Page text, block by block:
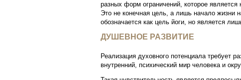
разных форм ограничений, которое
Это не конечная цель, а лишь начало жизни
обозначается как цель йоги, но является
ДУШЕВНОЕ РАЗВИТИЕ
Реализация духовного потенциала требует
внутренний, психический мир человека и